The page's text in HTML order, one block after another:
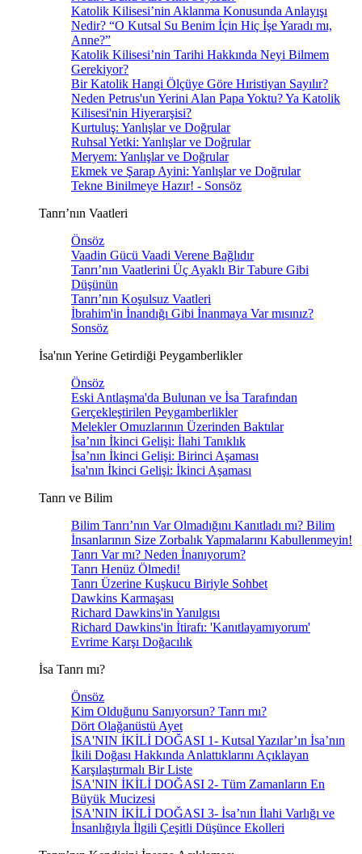
Katolik Kilisesi’nin Aklanma Konusunda Anlayışı
Nedir? “O Kutsal Su Benim İçin Hiç İşe Yaradı mı,
Anne?”
Katolik Kilisesi’nin Tarihi Hakkında Neyi Bilmem
Gerekiyor?
Bir Katolik Hangi Ölçüye Göre Hıristiyan Sayılır?
Neden Petrus'un Yerini Alan Papa Yoktu? Ya Katolik
Kilisesi'nin Hiyerarşisi?
Kurtuluş: Yanlışlar ve Doğrular
Ruhsal Yetki: Yanlışlar ve Doğrular
Meryem: Yanlışlar ve Doğrular
Ekmek ve Şarap Ayini: Yanlışlar ve Doğrular
Tekne Binilmeye Hazır! - Sonsöz
Tanrı’nın Vaatleri
Önsöz
Vaadin Gücü Vaadi Verene Bağlıdır
Tanrı’nın Vaatlerini Üç Ayaklı Bir Tabure Gibi
Düşünün
Tanrı’nın Koşulsuz Vaatleri
İbrahim'in İnandığı Gibi İnanmaya Var mısınız?
Sonsöz
İsa'nın Yerine Getirdiği Peygamberlikler
Önsöz
Eski Antlaşma'da Bulunan ve İsa Tarafından
Gerçekleştirilen Peygamberlikler
Melekler Omuzlarının Üzerinden Baktılar
İsa’nın İkinci Gelişi: İlahi Tanıklık
İsa’nın İkinci Gelişi: Birinci Aşaması
İsa'nın İkinci Gelişi: İkinci Aşaması
Tanrı ve Bilim
Bilim Tanrı’nın Var Olmadığını Kanıtladı mı? Bilim
İnsanlarının Size Zorbalık Yapmalarını Kabullenmeyin!
Tanrı Var mı? Neden İnanıyorum?
Tanrı Henüz Ölmedi!
Tanrı Üzerine Kuşkucu Biriyle Sohbet
Dawkins Karmaşası
Richard Dawkins'in Yanılgısı
Richard Dawkins'in İtirafı: 'Kanıtlayamıyorum'
Evrime Karşı Doğacılık
İsa Tanrı mı?
Önsöz
Kim Olduğunu Sanıyorsun? Tanrı mı?
Dört Olağanüstü Ayet
İSA'NIN İKİLİ DOĞASI 1- Kutsal Yazılar’ın İsa’nın
İkili Doğası Hakkında Anlattıklarını Açıklayan
Karşılaştırmalı Bir Liste
İSA'NIN İKİLİ DOĞASI 2- Tüm Zamanların En
Büyük Mucizesi
İSA'NIN İKİLİ DOĞASI 3- İsa’nın İlahi Varlığı ve
İnsanlığıyla İlgili Çeşitli Düşünce Ekolleri